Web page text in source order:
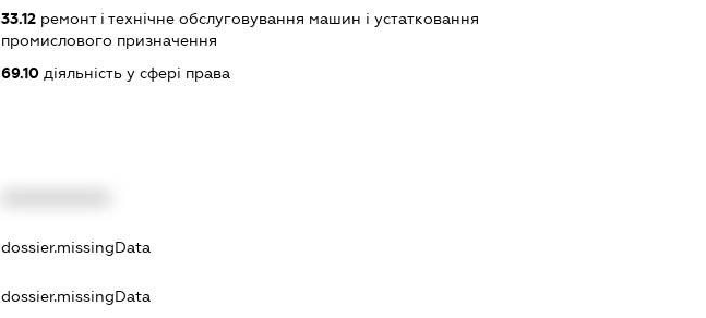
33.12ремонт і технічне обслуговування машин і устатковання
промислового призначення
69.10діяльність у сфері права
dossier.missingData
dossier.missingData